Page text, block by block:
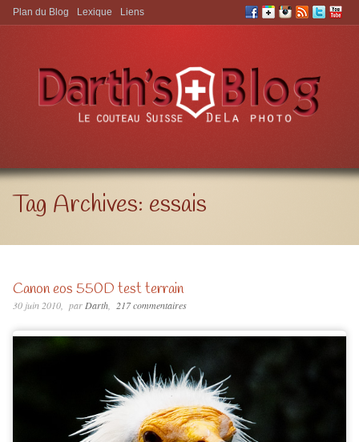
Aller à:
Plan du Blog Lexique Liens
Tag Archives: essais
Canon eos 550D test terrain
30 juin 2010 parDarth 217 commentaires